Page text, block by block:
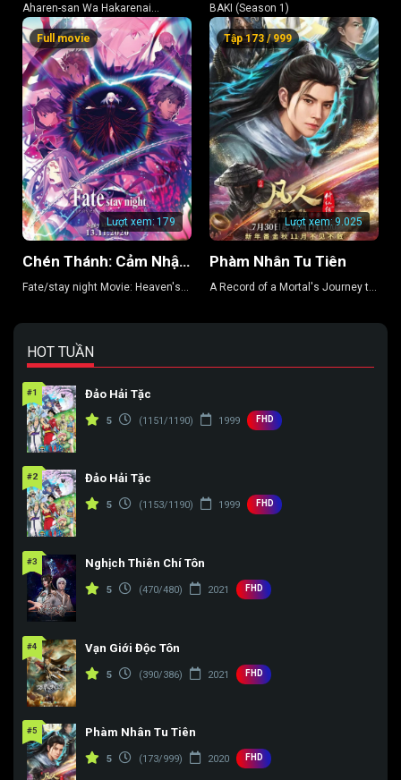
Aharen-san Wa Hakarenai
(Season 2)
BAKI (Season 1)
Lượt xem:179
Full movie
Chén Thánh: Cảm Nhận Thiên Đường 3 – Khúc Xuân Ca
Fate/stay night Movie: Heaven's
Lượt xem: 9.025
Tập 173 / 999
Phàm Nhân Tu Tiên
A Record of a Mortal's Journey to
HOT TUẦN
#1 Đảo Hải Tặc
5 (1151/1190) 1999 FHD
#2 Đảo Hải Tặc
5 (1153/1190) 1999 FHD
#3 Nghịch Thiên Chí Tôn
5 (470/480) 2021 FHD
#4 Vạn Giới Độc Tôn
5 (390/386) 2021 FHD
#5 Phàm Nhân Tu Tiên
5 (173/999) 2020 FHD